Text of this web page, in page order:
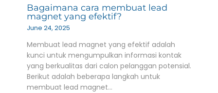
Bagaimana cara membuat lead
magnet yang efektif?
June 24, 2025
Membuat lead magnet yang efektif adalah
kunci untuk mengumpulkan informasi kontak
yang berkualitas dari calon pelanggan potensial.
Berikut adalah beberapa langkah untuk
membuat lead magnet…